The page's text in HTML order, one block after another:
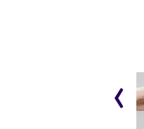
Cortés denuncia
amenazas tras
‹